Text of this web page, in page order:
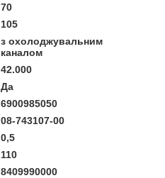
70
105
з охолоджувальним
каналом
42.000
Да
6900985050
08-743107-00
0,5
110
8409990000